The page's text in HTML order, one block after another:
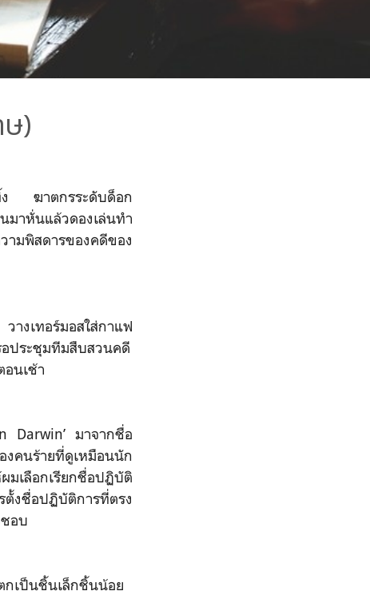
)
ทิ้ง ฆาตกรระดับด็อก
มาหั่นแล้วดองเล่นทำ
มพิสดารของคดีของ
างเทอร์มอสใส่กาแฟ
อประชุมทีมสืบสวนคดี
นเช้า
Darwin’ มาจากชื่อ
คนร้ายที่ดูเหมือนนัก
มเลือกเรียกชื่อปฏิบัติ
ตั้งชื่อปฏิบัติการที่ตรง
อบ
กเป็นชิ้นเล็กชิ้นน้อย